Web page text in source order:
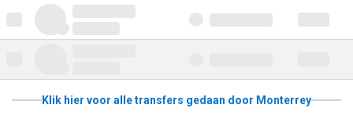
Klik hier voor alle transfers gedaan door Monterrey